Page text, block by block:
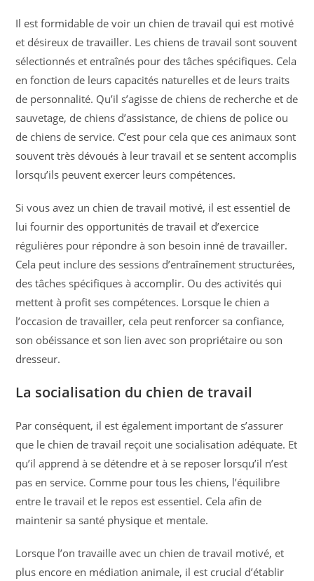
Il est formidable de voir un chien de travail qui est motivé
et désireux de travailler. Les chiens de travail sont souvent
sélectionnés et entraînés pour des tâches spécifiques. Cela
en fonction de leurs capacités naturelles et de leurs traits
de personnalité. Qu’il s’agisse de chiens de recherche et de
sauvetage, de chiens d’assistance, de chiens de police ou
de chiens de service. C’est pour cela que ces animaux sont
souvent très dévoués à leur travail et se sentent accomplis
lorsqu’ils peuvent exercer leurs compétences.
Si vous avez un chien de travail motivé, il est essentiel de
lui fournir des opportunités de travail et d’exercice
régulières pour répondre à son besoin inné de travailler.
Cela peut inclure des sessions d’entraînement structurées,
des tâches spécifiques à accomplir. Ou des activités qui
mettent à profit ses compétences. Lorsque le chien a
l’occasion de travailler, cela peut renforcer sa confiance,
son obéissance et son lien avec son propriétaire ou son
dresseur.
La socialisation du chien de travail
Par conséquent, il est également important de s’assurer
que le chien de travail reçoit une socialisation adéquate. Et
qu’il apprend à se détendre et à se reposer lorsqu’il n’est
pas en service. Comme pour tous les chiens, l’équilibre
entre le travail et le repos est essentiel. Cela afin de
maintenir sa santé physique et mentale.
Lorsque l’on travaille avec un chien de travail motivé, et
plus encore en médiation animale, il est crucial d’établir